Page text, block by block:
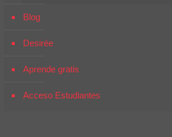
Blog
Desirée
Aprende gratis
Acceso Estudiantes